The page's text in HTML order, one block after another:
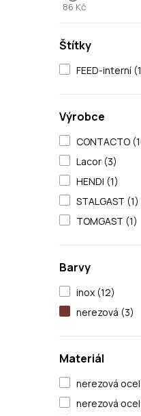
86 Kč
Štítky
FEED-interní
Výrobce
CONTACTO
Lacor (3)
HENDI (1)
STALGAST (1)
TOMGAST (1)
Barvy
inox (12)
nerezová (3)
Materiál
nerezová
nerezová ocel